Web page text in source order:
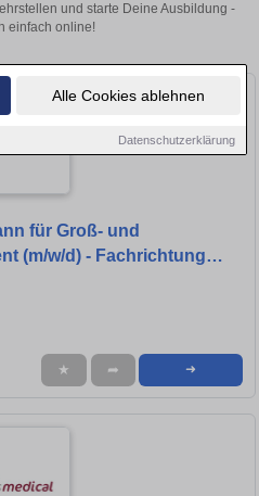
Alle Cookies ablehnen
Datenschutzerklärung
und starte Deine Ausbildung -
einfach online!
für Groß- und
(m/w/d) - Fachrichtung
★ ➦ ➜